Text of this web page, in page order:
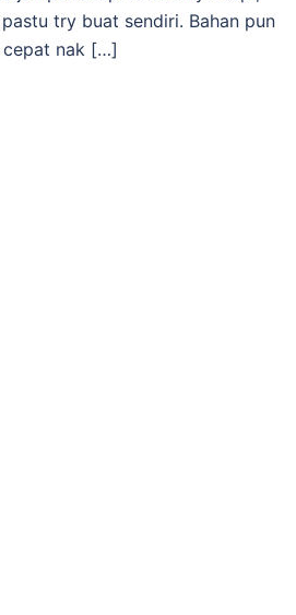
try buat sendiri. Bahan pun
cepat nak […]